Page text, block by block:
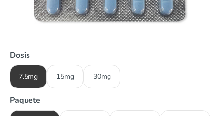
Dosis
7.5mg 15mg 30mg
Paquete